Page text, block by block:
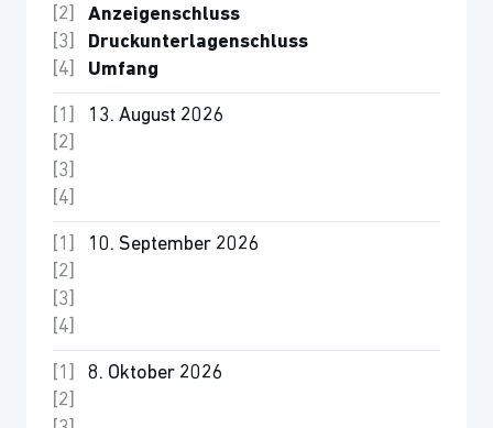
Anzeigenschluss
Druckunterlagenschluss
Umfang
13. August 2026
10. September 2026
8. Oktober 2026